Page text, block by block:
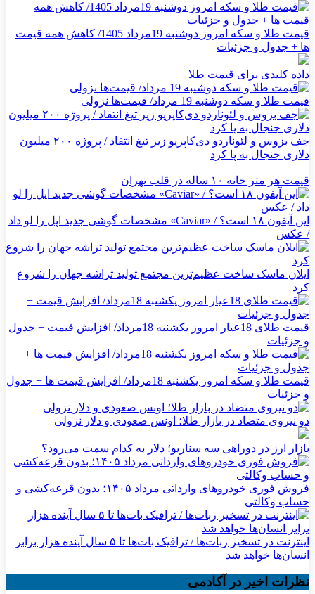
قیمت طلا و سکه امروز دوشنبه 19مرداد 1405/ کاهش همه قیمت
ها + جدول و جزئیات
داده کلیدی برای قیمت طلا
قیمت طلا و سکه دوشنبه 19 مرداد/ قیمت‌ها نزولی
جف بزوس و لئوناردو دی‌کاپریو زیر تیغ انتقاد / پروژه ۲۰۰ میلیون
دلاری جنجال به پا کرد
قیمت هر متر خانه ۱۰ ساله در قلب تهران
این آیفون ۱۸ است؟ / «Caviar» مشخصات گوشی جدید اپل را لو داد
/ عکس
ایلان ماسک ساخت عظیم‌ترین مجتمع تولید تراشه جهان را شروع
کرد
قیمت طلای 18عیار امروز یکشنبه 18مرداد/ افزایش قیمت + جدول
و جزئیات
قیمت طلا و سکه امروز یکشنبه 18مرداد/ افزایش قیمت ها + جدول
و جزئیات
دو نیروی متضاد در بازار طلا؛ اونس صعودی و دلار نزولی
بازار ارز در دوراهی سه سناریو؛ دلار به کدام سمت می‌رود؟
فروش فوری خودروهای وارداتی مرداد ۱۴۰۵؛ بدون قرعه‌کشی و
حساب وکالتی
اینترنت در تسخیر ربات‌ها / ترافیک بات‌ها تا ۵ سال آینده هزار برابر
انسان‌ها خواهد شد
نظرات اخیر در آکادمی